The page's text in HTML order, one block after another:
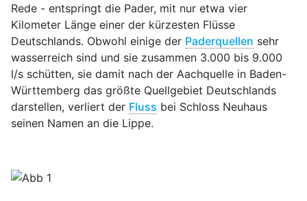
Rede - entspringt die Pader, mit nur etwa vier
Kilometer Länge einer der kürzesten Flüsse
Deutschlands. Obwohl einige der Paderquellen sehr
wasserreich sind und sie zusammen 3.000 bis 9.000
l/s schütten, sie damit nach der Aachquelle in Baden-
Württemberg das größte Quellgebiet Deutschlands
darstellen, verliert der Fluss bei Schloss Neuhaus
seinen Namen an die Lippe.